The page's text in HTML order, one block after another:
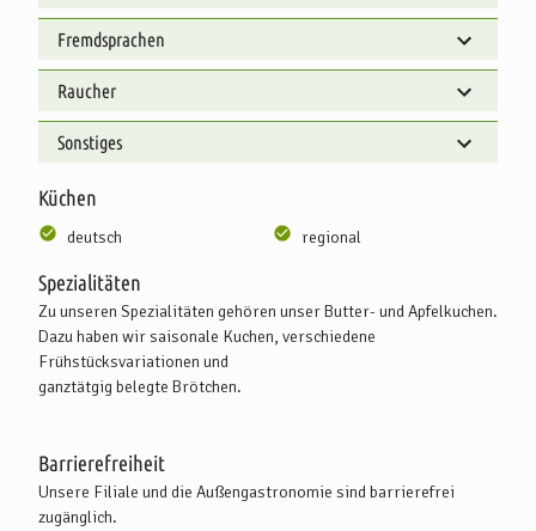
Spezialitäten
Zu unseren Spezialitäten gehören unser Butter- und Apfelkuchen.
Dazu haben wir saisonale Kuchen, verschiedene
Frühstücksvariationen und
ganztätgig belegte Brötchen.
Fremdsprachen
Raucher
Sonstiges
Küchen
deutsch regional
Barrierefreiheit
Unsere Filiale und die Außengastronomie sind barrierefrei
zugänglich.